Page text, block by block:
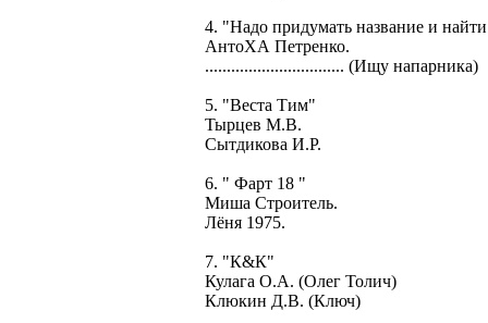
4. "Надо придумать название и
АнтоХА Петренко.
................................ (Ищу напарника)
5. "Веста Тим"
Тырцев М.В.
Сытдикова И.Р.
6. " Фарт 18 "
Миша Строитель.
Лёня 1975.
7. "К&К"
Кулага О.А. (Олег Толич)
Клюкин Д.В. (Ключ)